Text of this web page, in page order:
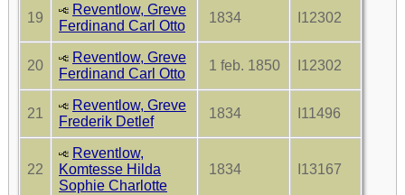
19
Reventlow, Greve
Ferdinand Carl Otto
1834 I12302
20
Reventlow, Greve
Ferdinand Carl Otto
1 feb. 1850 I12302
21
Reventlow, Greve
Frederik Detlef
1834 I11496
22
Reventlow,
Komtesse Hilda
Sophie Charlotte
1834 I13167